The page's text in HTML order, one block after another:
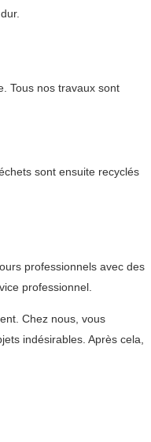
Tous nos travaux sont
sont ensuite recyclés
professionnels avec des
professionnel.
Chez nous, vous
indésirables. Après cela,